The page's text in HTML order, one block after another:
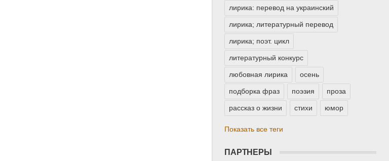
лирика: перевод на украинский
лирика; литературный перевод
лирика; поэт. цикл
литературный конкурс
любовная лирика осень
подборка фраз поэзия проза
рассказ о жизни стихи юмор
Показать все теги
ПАРТНЕРЫ